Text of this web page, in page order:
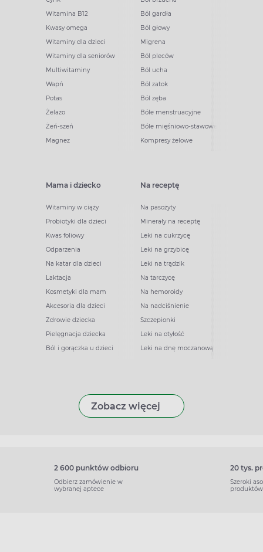
Witamina B12
Kwasy omega
Witaminy dla dzieci
Witaminy dla seniorów
Multiwitaminy
Wapń
Potas
Żelazo
Żeń-szeń
Magnez
Ból gardła
Ból głowy
Migrena
Ból pleców
Ból ucha
Ból zatok
Ból zęba
Bóle menstruacyjne
Bóle mięśniowo-stawowe
Kompresy żelowe
Mama i dziecko
Witaminy w ciąży
Probiotyki dla dzieci
Kwas foliowy
Odparzenia
Na katar dla dzieci
Laktacja
Kosmetyki dla mam
Akcesoria dla dzieci
Zdrowie dziecka
Pielęgnacja dziecka
Ból i gorączka u dzieci
Na receptę
Na pasożyty
Minerały na receptę
Leki na cukrzycę
Leki na grzybicę
Leki na trądzik
Na tarczycę
Na hemoroidy
Na nadciśnienie
Szczepionki
Leki na otyłość
Leki na dnę moczanową
Zobacz więcej
2 600 punktów odbioru
Odbierz zamówienie w
wybranej aptece
20 tys.
Szeroki
produktów